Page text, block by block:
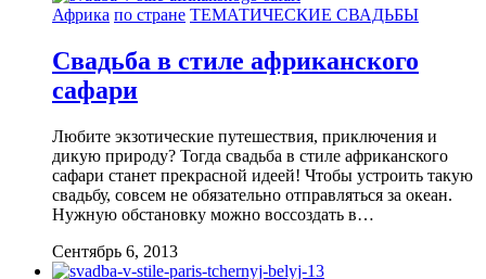
Африка по стране ТЕМАТИЧЕСКИЕ СВАДЬБЫ
Свадьба в стиле африканского
сафари
Любите экзотические путешествия, приключения и
дикую природу? Тогда свадьба в стиле африканского
сафари станет прекрасной идеей! Чтобы устроить такую
свадьбу, совсем не обязательно отправляться за океан.
Нужную обстановку можно воссоздать в…
Сентябрь 6, 2013